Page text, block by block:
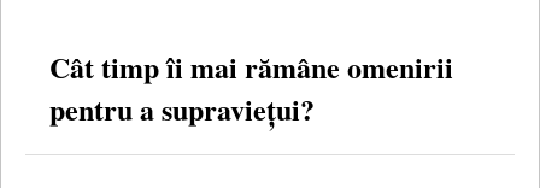
Cât timp îi mai rămâne omenirii
pentru a supraviețui?